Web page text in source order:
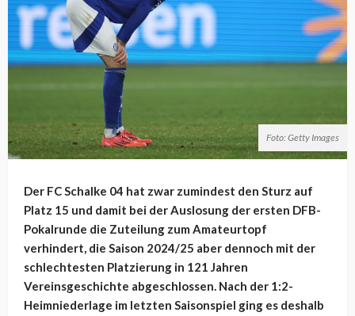
Foto: Getty Images
Der FC Schalke 04 hat zwar zumindest den Sturz auf
Platz 15 und damit bei der Auslosung der ersten DFB-
Pokalrunde die Zuteilung zum Amateurtopf
verhindert, die Saison 2024/25 aber dennoch mit der
schlechtesten Platzierung in 121 Jahren
Vereinsgeschichte abgeschlossen. Nach der 1:2-
Heimniederlage im letzten Saisonspiel ging es deshalb